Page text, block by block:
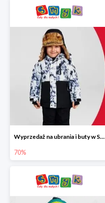
Wyprzedaż na ubrania i buty w Smyku do -70%
70%